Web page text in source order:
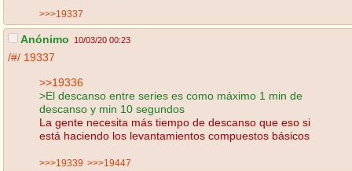
>>>19337
Anónimo 10/03/20 00:23
/#/ 19337
>>19336
>El descanso entre series es como máximo 1 min de
descanso y min 10 segundos
La gente necesita más tiempo de descanso que eso si
está haciendo los levantamientos compuestos básicos
>>>19339 >>>19447